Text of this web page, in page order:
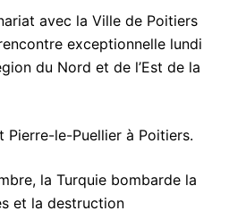
avec la Ville de Poitiers
exceptionnelle lundi
du Nord et de l’Est de la
Pierre-le-Puellier à Poitiers.
la Turquie bombarde la
et la destruction